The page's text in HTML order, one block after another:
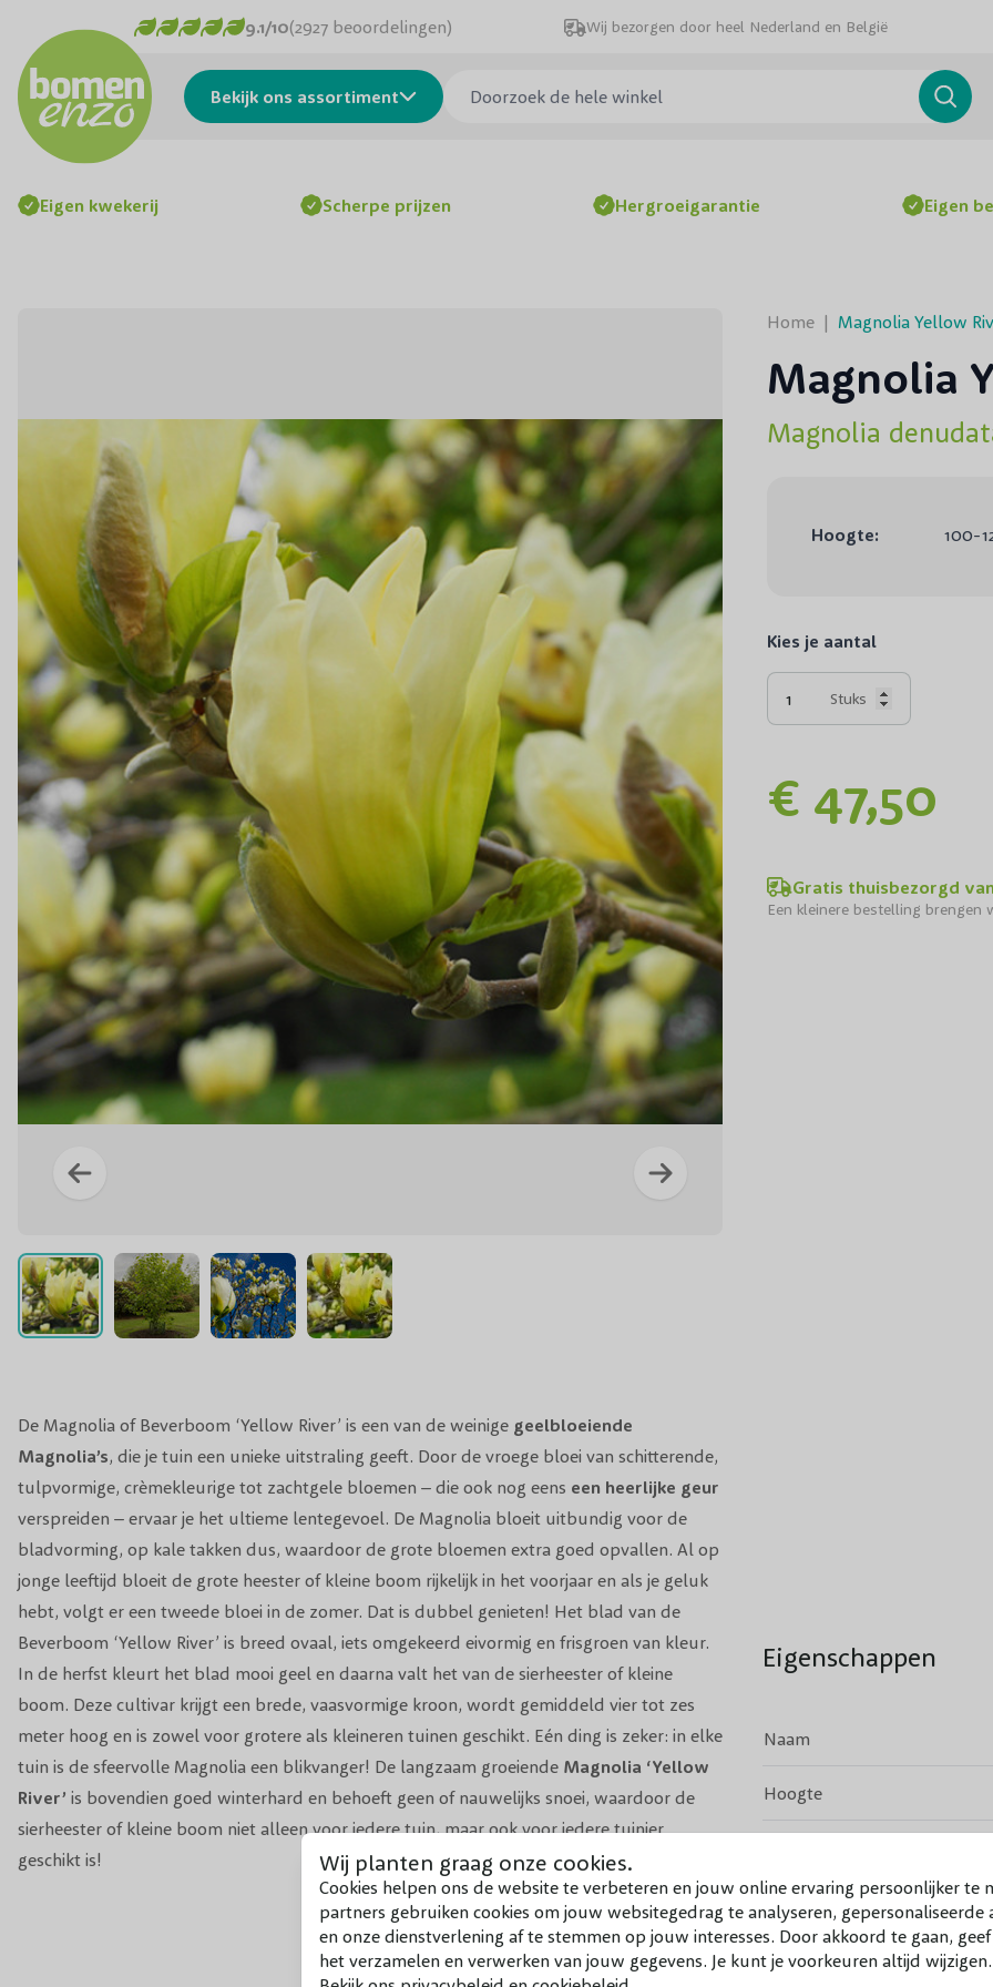
Wij planten graag onze cookies.
Cookies helpen ons de website te verbeteren en jouw online ervaring persoonlijker te
partners gebruiken cookies om jouw websitegedrag te analyseren,
en onze dienstverlening af te stemmen op jouw interesses. Door akkoord te gaan,
het verzamelen en verwerken van jouw gegevens. Je kunt je voorkeuren altijd
9.1/10(2927 beoordelingen) Wij bezorgen door heel Nederland en België
Bekijk ons assortiment
Search
Eigen kwekerij Scherpe prijzen Hergroeigarantie Eigen
Home | Magnolia Yellow
Magnolia
Magnolia
Hoogte: 100-
Kies je aantal
Stuks
€ 47,50
Gratis thuisbezorgd
Een kleinere bestelling brengen
De Magnolia of Beverboom ‘Yellow River’ is een van de weinige geelbloeiende
Magnolia’s, die je tuin een unieke uitstraling geeft. Door de vroege bloei van schitterende,
tulpvormige, crèmekleurige tot zachtgele bloemen – die ook nog eens een heerlijke geur
verspreiden – ervaar je het ultieme lentegevoel. De Magnolia bloeit uitbundig voor de
bladvorming, op kale takken dus, waardoor de grote bloemen extra goed opvallen. Al op
jonge leeftijd bloeit de grote heester of kleine boom rijkelijk in het voorjaar en als je geluk
hebt, volgt er een tweede bloei in de zomer. Dat is dubbel genieten! Het blad van de
Beverboom ‘Yellow River’ is breed ovaal, iets omgekeerd eivormig en frisgroen van kleur.
In de herfst kleurt het blad mooi geel en daarna valt het van de sierheester of kleine
boom. Deze cultivar krijgt een brede, vaasvormige kroon, wordt gemiddeld vier tot zes
meter hoog en is zowel voor grotere als kleineren tuinen geschikt. Eén ding is zeker: in elke
tuin is de sfeervolle Magnolia een blikvanger! De langzaam groeiende Magnolia ‘Yellow
River’ is bovendien goed winterhard en behoeft geen of nauwelijks snoei, waardoor de
sierheester of kleine boom niet alleen voor iedere tuin, maar ook voor iedere tuinier
geschikt is!
Eigenschappen
Naam
Hoogte
Bloeikleur
Geurend